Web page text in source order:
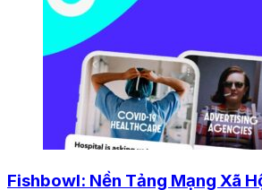
Fishbowl: Nền Tảng Mạng Xã